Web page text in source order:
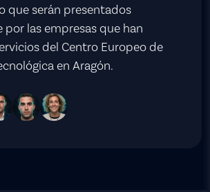
que serán presentados
las empresas que han
del Centro Europeo de
en Aragón.